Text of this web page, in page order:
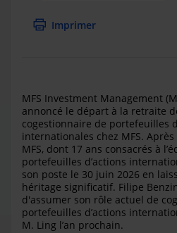
Imprimer
MFS Investment Management
annoncé le départ à la retraite
cogestionnaire de portefeuilles
internationales chez MFS.
MFS, dont 17 ans consacrés à
portefeuilles d’actions
son poste le 30 juin 2026 en
héritage significatif. Filipe
d'assumer son rôle actuel de
portefeuilles d’actions
M. Ling l’an prochain.